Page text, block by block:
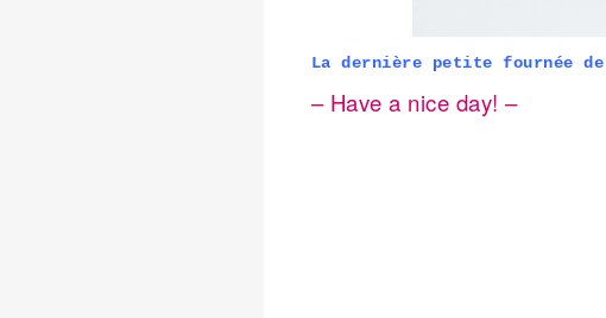
La dernière petite fournée de
– Have a nice day! –